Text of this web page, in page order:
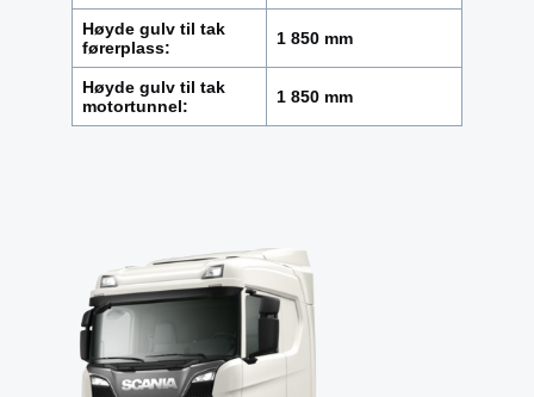
Høyde gulv til tak
førerplass:
1 850 mm
Høyde gulv til tak
motortunnel:
1 850 mm